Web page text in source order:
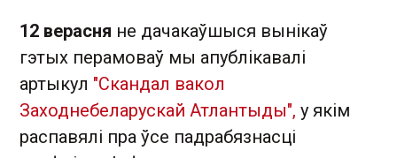
12 верасня не дачакаўшыся вынікаў
гэтых перамоваў мы апублікавалі
артыкул "Скандал вакол
Заходнебеларускай Атлантыды", у якім
распавялі пра ўсе падрабязнасці